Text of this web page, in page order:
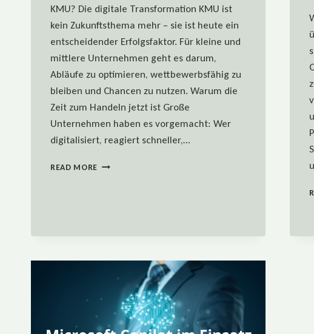
KMU? Die digitale Transformation KMU ist
kein Zukunftsthema mehr – sie ist heute ein
entscheidender Erfolgsfaktor. Für kleine und
mittlere Unternehmen geht es darum,
Abläufe zu optimieren, wettbewerbsfähig zu
bleiben und Chancen zu nutzen. Warum die
Zeit zum Handeln jetzt ist Große
Unternehmen haben es vorgemacht: Wer
digitalisiert, reagiert schneller,…
READ MORE DIGITALE